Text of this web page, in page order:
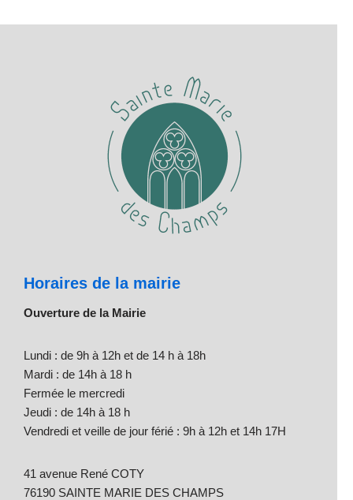
Horaires de la mairie
Ouverture de la Mairie
Lundi : de 9h à 12h et de 14 h à 18h
Mardi : de 14h à 18 h
Fermée le mercredi
Jeudi : de 14h à 18 h
Vendredi et veille de jour férié : 9h à 12h et 14h 17H
41 avenue René COTY
76190 SAINTE MARIE DES CHAMPS